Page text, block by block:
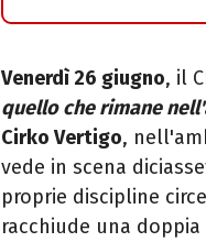
Venerdì 26 giugno, il
quello che rimane
Cirko Vertigo,
vede in scena
proprie discipline
racchiude una